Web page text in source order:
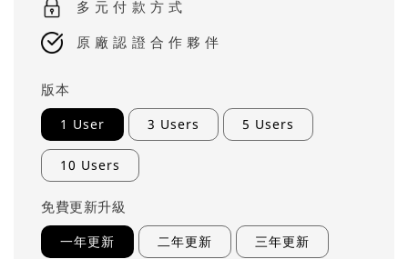
多 元 付 款 方 式
原 廠 認 證 合 作 夥 伴
版本
1 User 3 Users 5 Users
10 Users
免費更新升級
一年更新 二年更新 三年更新